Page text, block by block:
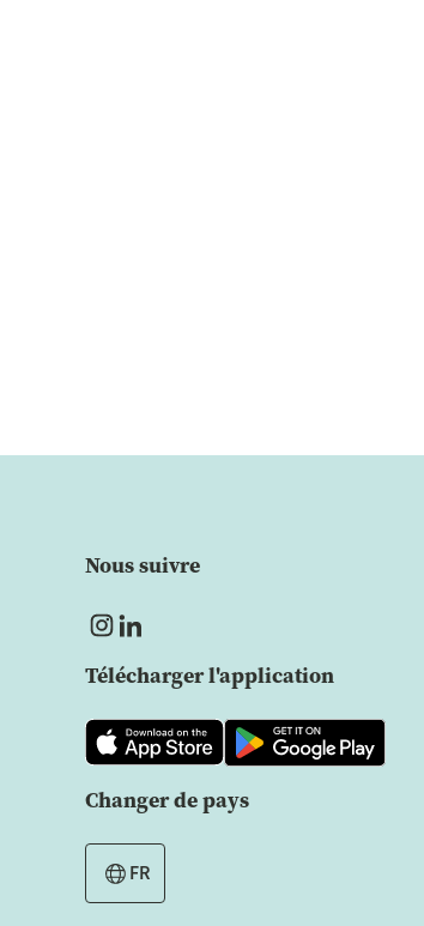
Nous suivre
Télécharger l'application
Changer de pays
FR